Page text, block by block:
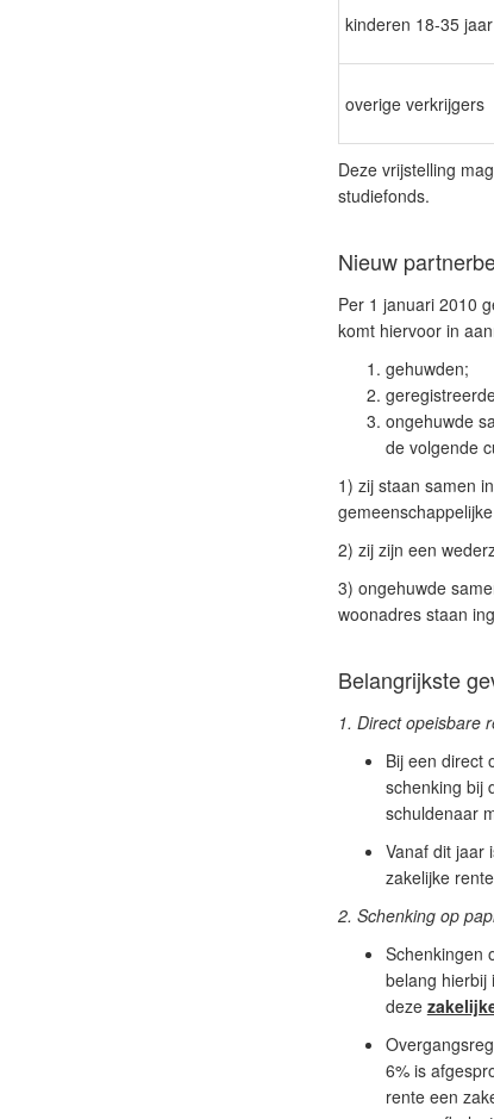
kinderen 18-35
overige verkrijgers
Deze vrijstelling
studiefonds.
Nieuw
Per 1 januari 2010
komt hiervoor in
gehuwden;
ongehuwde
de volgende
1) zij staan samen
2) zij zijn een
3) ongehuwde
woonadres staan
Belangrijkste
1. Direct opeisbare
Bij een direct
schenking bij
schuldenaar
Vanaf dit jaar
zakelijke
2. Schenking op
Schenkingen
belang hierbij
deze
6% is
rente een